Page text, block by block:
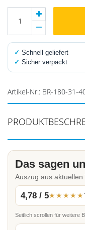
✓ Schnell geliefert
✓ Sicher verpackt
Artikel-Nr.: BR-180-31-
Das sagen
Auszug aus aktuellen
4,78 / 5★★★★★
Seitlich scrollen für weitere